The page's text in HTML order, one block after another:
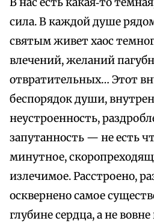
сила. В каждой душе
святым живет хаос
влечений, желаний
отвратительных… Этот
беспорядок души,
неустроенность,
запутанность — не есть
минутное,
излечимое. Расстроено,
осквернено самое
глубине сердца, а не вовне